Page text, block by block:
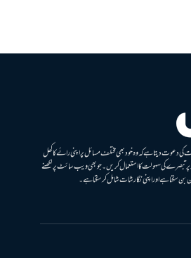
کی دعوت دیتا ہے کہ وہ خود بھی مختلف مسائل پر اپنی رائے کا کھل
پر تبصرے کی سہولت کا استعمال کریں۔ جو بھی ویب سائٹ پر لکھنے
بن سکتا ہے اور اپنی نگارشات شامل کرسکتا ہے۔